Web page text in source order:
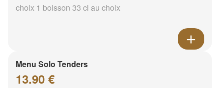
choix 1 boisson 33 cl au choix
Menu Solo Tenders
13.90 €